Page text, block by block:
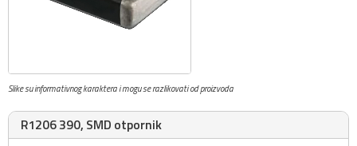
Slike su informativnog karaktera i mogu se razlikovati od proizvoda
R1206 390, SMD otpornik